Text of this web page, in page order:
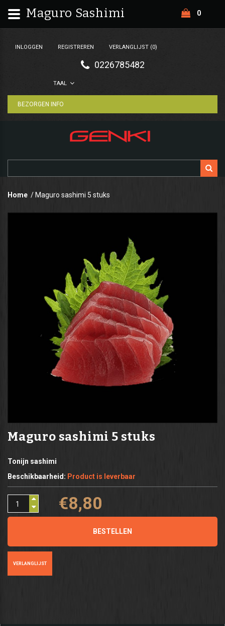
INLOGGEN REGISTREREN VERLANGLIJST (0)
0226785482
0
TAAL
BEZORGEN INFO
Home Maguro sashimi 5 stuks
Maguro sashimi 5 stuks
Tonijn sashimi
Beschikbaarheid: Product is leverbaar
€8,80
BESTELLEN
VERLANGLIJST
Maguro Sashimi